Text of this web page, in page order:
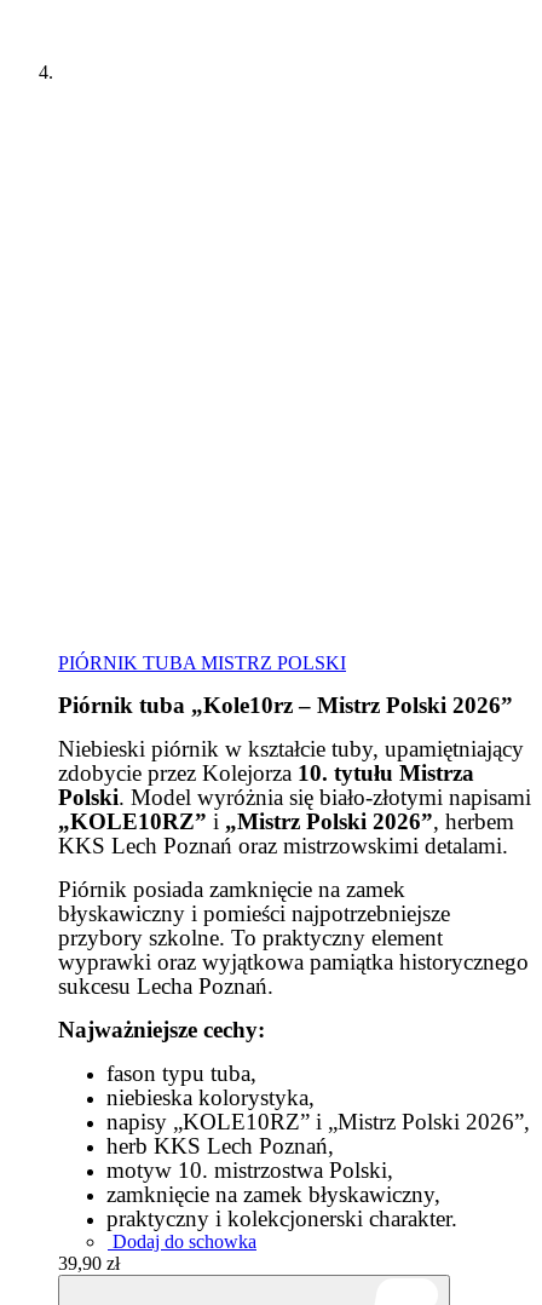
PIÓRNIK TUBA MISTRZ POLSKI
Piórnik tuba „Kole10rz – Mistrz Polski 2026”
Niebieski piórnik w kształcie tuby, upamiętniający
zdobycie przez Kolejorza 10. tytułu Mistrza
Polski. Model wyróżnia się biało-złotymi napisami
„KOLE10RZ” i „Mistrz Polski 2026”, herbem
KKS Lech Poznań oraz mistrzowskimi detalami.
Piórnik posiada zamknięcie na zamek
błyskawiczny i pomieści najpotrzebniejsze
przybory szkolne. To praktyczny element
wyprawki oraz wyjątkowa pamiątka historycznego
sukcesu Lecha Poznań.
Najważniejsze cechy:
fason typu tuba,
niebieska kolorystyka,
napisy „KOLE10RZ” i „Mistrz Polski 2026”,
herb KKS Lech Poznań,
motyw 10. mistrzostwa Polski,
zamknięcie na zamek błyskawiczny,
praktyczny i kolekcjonerski charakter.
Dodaj do schowka
39,90 zł